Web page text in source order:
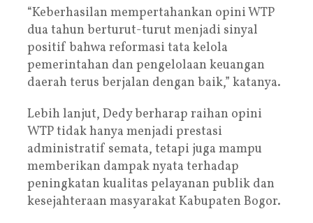
“Keberhasilan mempertahankan opini WTP
dua tahun berturut-turut menjadi sinyal
positif bahwa reformasi tata kelola
pemerintahan dan pengelolaan keuangan
daerah terus berjalan dengan baik,” katanya.
Lebih lanjut, Dedy berharap raihan opini
WTP tidak hanya menjadi prestasi
administratif semata, tetapi juga mampu
memberikan dampak nyata terhadap
peningkatan kualitas pelayanan publik dan
kesejahteraan masyarakat Kabupaten Bogor.